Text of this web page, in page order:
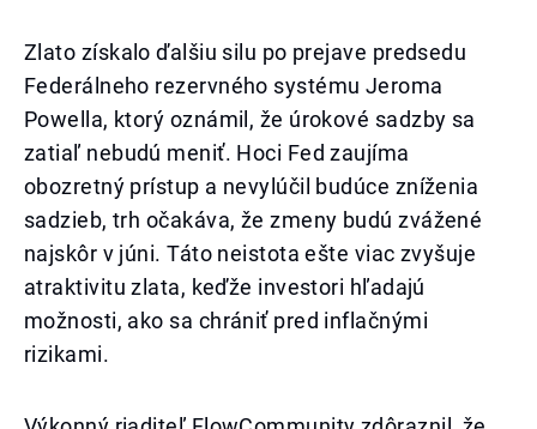
Zlato získalo ďalšiu silu po prejave predsedu
Federálneho rezervného systému Jeroma
Powella, ktorý oznámil, že úrokové sadzby sa
zatiaľ nebudú meniť. Hoci Fed zaujíma
obozretný prístup a nevylúčil budúce zníženia
sadzieb, trh očakáva, že zmeny budú zvážené
najskôr v júni. Táto neistota ešte viac zvyšuje
atraktivitu zlata, keďže investori hľadajú
možnosti, ako sa chrániť pred inflačnými
rizikami.